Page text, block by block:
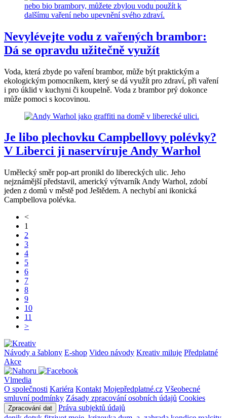
Nevylévejte vodu z vařených brambor:
Dá se opravdu užitečně využít
Voda, která zbyde po vaření brambor, může být praktickým a
ekologickým pomocníkem, který se dá využít pro zdraví, při vaření
i pro úklid v kuchyni či koupelně. Voda z brambor prý dokonce
může pomoci s kocovinou.
Je libo plechovku Campbellovy polévky?
V Liberci ji naservíruje Andy Warhol
Umělecký směr pop-art pronikl do libereckých ulic. Jeho
nejznámější představil, americký výtvarník Andy Warhol, zdobí
jeden z domů v městě pod Ještědem. A nechybí ani ikonická
Campbellova polévka.
<
1
2
3
4
5
6
7
8
9
10
11
>
Návody a šablony E-shop Video návody Kreativ miluje Předplatné
Akce
Vlmedia
O společnosti Kariéra Kontakt Mojepředplatné.cz Všeobecné
smluvní podmínky Zásady zpracování osobních údajů Cookies
Zpracování dat
Práva subjektů údajů